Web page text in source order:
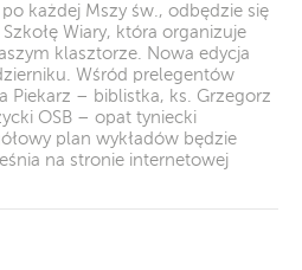
każdej Mszy św., odbędzie się
Wiary, która organizuje
klasztorze. Nowa edycja
Wśród prelegentów
Piekarz – biblistka, ks. Grzegorz
OSB – opat tyniecki
plan wykładów będzie
na stronie internetowej